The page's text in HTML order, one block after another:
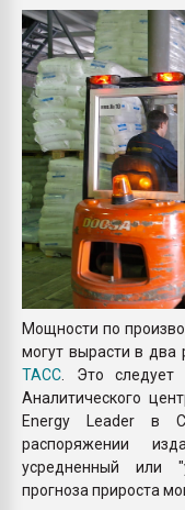
Мощности по
могут вырасти в два
ТАСС. Это следует
Аналитического
Energy Leader в
распоряжении
усредненный или
прогноза прироста